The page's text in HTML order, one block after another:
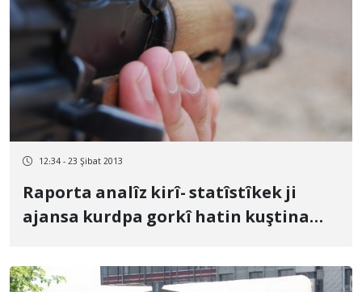
12:34 - 23 Şibat 2013
Raporta analîz kirî- statîstîkek ji
ajansa kurdpa gorkî hatin kuştina